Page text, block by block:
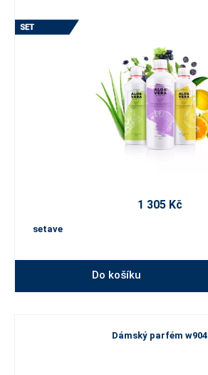
1 305 Kč
setave
Do košíku
Dámský parfém w904